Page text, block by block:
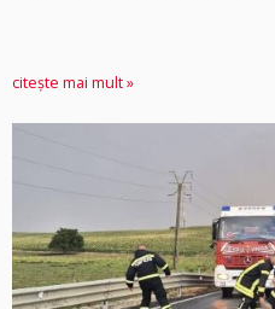
citește mai mult »